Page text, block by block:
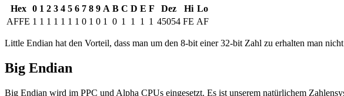
Hex 0 1 2 3 4 5 6 7 8 9 A B C D E F Dez Hi Lo
AFFE 1 1 1 1 1 1 1 0 1 0 1 0 1 1 1 1 45054 FE AF
Little Endian hat den Vorteil, dass man um den 8-bit einer 32-bit Zahl zu erhalten man
Big Endian
Big Endian wird im PPC und Alpha CPUs eingesetzt. Es ist unserem natürlichem